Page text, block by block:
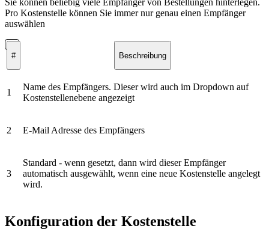
Sie können beliebig viele Empfänger von Bestellungen hinterlegen.
Pro Kostenstelle können Sie immer nur genau einen Empfänger
auswählen
# Beschreibung
1
Name des Empfängers. Dieser wird auch im Dropdown auf
Kostenstellenebene angezeigt
2 E-Mail Adresse des Empfängers
3
Standard - wenn gesetzt, dann wird dieser Empfänger
automatisch ausgewählt, wenn eine neue Kostenstelle angelegt
wird.
Konfiguration der Kostenstelle